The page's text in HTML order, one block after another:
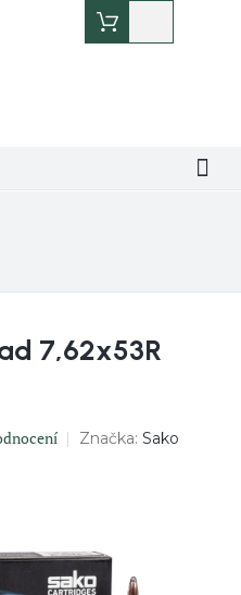
košík
7,62x53R
Značka: Sako